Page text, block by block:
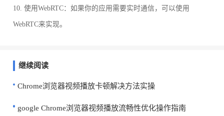
10. 使用WebRTC：如果你的应用需要实时通信，可以使用
WebRTC来实现。
继续阅读
Chrome浏览器视频播放卡顿解决方法实操
google Chrome浏览器视频播放流畅性优化操作指南